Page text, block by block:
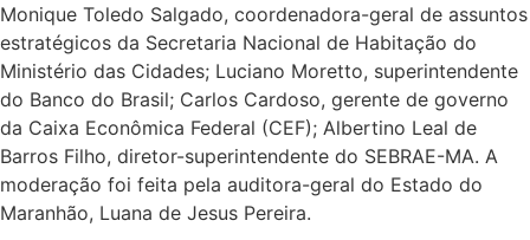
Monique Toledo Salgado, coordenadora-geral de assuntos
estratégicos da Secretaria Nacional de Habitação do
Ministério das Cidades; Luciano Moretto, superintendente
do Banco do Brasil; Carlos Cardoso, gerente de governo
da Caixa Econômica Federal (CEF); Albertino Leal de
Barros Filho, diretor-superintendente do SEBRAE-MA. A
moderação foi feita pela auditora-geral do Estado do
Maranhão, Luana de Jesus Pereira.